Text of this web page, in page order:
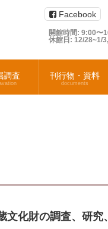
Facebook
開館時間: 9:00〜
休館日: 12/28~1/
調査 刊行物・資料
documents
化財の調査、研究